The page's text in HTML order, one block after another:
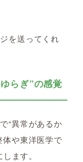
を送ってくれ
らぎ”の感覚
“異常があるか
体や東洋医学で
ます。